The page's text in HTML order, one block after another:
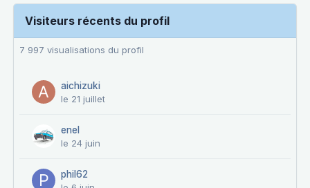
Visiteurs récents du profil
7 997 visualisations du profil
aichizuki
le 21 juillet
enel
le 24 juin
phil62